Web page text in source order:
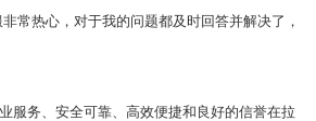
常热心，对于我的问题都及时回答并解决了，
服务、安全可靠、高效便捷和良好的信誉在拉